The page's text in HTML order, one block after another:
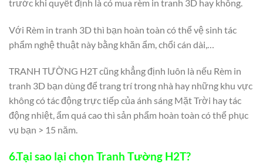
trước khi quyết định là có mua rèm in tranh 3D hay không.
Với Rèm in tranh 3D thì bạn hoàn toàn có thể vệ sinh tác
phẩm nghệ thuật này bằng khăn ẩm, chổi cán dài,…
TRANH TƯỜNG H2T cũng khẳng định luôn là nếu Rèm in
tranh 3D bạn dùng để trang trí trong nhà hay những khu vực
không có tác động trực tiếp của ánh sáng Mặt Trời hay tác
động nhiệt, ẩm quá cao thì sản phẩm hoàn toàn có thể phục
vụ bạn > 15 năm.
6.Tại sao lại chọn Tranh Tường H2T?